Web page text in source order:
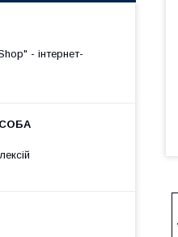
- інтернет-